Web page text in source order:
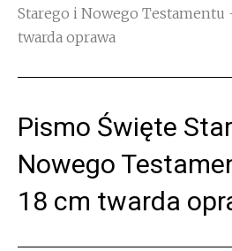
Starego i Nowego Testamentu
twarda oprawa
Pismo Święte
Nowego
18 cm twarda